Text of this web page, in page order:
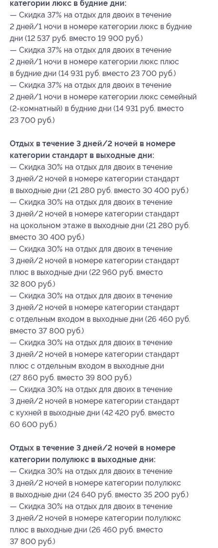
категории люкс в будние дни:
— Скидка 37% на отдых для двоих в течение
2 дней/1 ночи в номере категории люкс в будние
дни (12 537 руб. вместо 19 900 руб.)
— Скидка 37% на отдых для двоих в течение
2 дней/1 ночи в номере категории люкс плюс
в будние дни (14 931 руб. вместо 23 700 руб.)
— Скидка 37% на отдых для двоих в течение
2 дней/1 ночи в номере категории люкс семейный
(2-комнатный) в будние дни (14 931 руб. вместо
23 700 руб.)
Отдых в течение 3 дней/2 ночей в номере
категории стандарт в выходные дни:
— Скидка 30% на отдых для двоих в течение
3 дней/2 ночей в номере категории стандарт
в выходные дни (21 280 руб. вместо 30 400 руб.)
— Скидка 30% на отдых для двоих в течение
3 дней/2 ночей в номере категории стандарт
на цокольном этаже в выходные дни (21 280 руб.
вместо 30 400 руб.)
— Скидка 30% на отдых для двоих в течение
3 дней/2 ночей в номере категории стандарт
плюс в выходные дни (22 960 руб. вместо
32 800 руб.)
— Скидка 30% на отдых для двоих в течение
3 дней/2 ночей в номере категории стандарт
с отдельным входом в выходные дни (26 460 руб.
вместо 37 800 руб.)
— Скидка 30% на отдых для двоих в течение
3 дней/2 ночей в номере категории стандарт
плюс с отдельным входом в выходные дни
(27 860 руб. вместо 39 800 руб.)
— Скидка 30% на отдых для двоих в течение
3 дней/2 ночей в номере категории стандарт
с кухней в выходные дни (42 420 руб. вместо
60 600 руб.)
Отдых в течение 3 дней/2 ночей в номере
категории полулюкс в выходные дни:
— Скидка 30% на отдых для двоих в течение
3 дней/2 ночей в номере категории полулюкс
в выходные дни (24 640 руб. вместо 35 200 руб.)
— Скидка 30% на отдых для двоих в течение
3 дней/2 ночей в номере категории полулюкс
плюс в выходные дни (26 460 руб. вместо
37 800 руб.)